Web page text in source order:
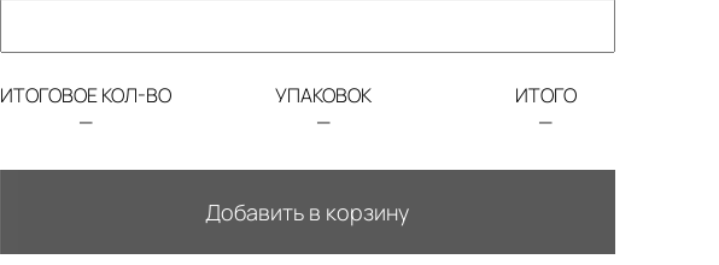
ИТОГОВОЕ КОЛ-ВО
—
УПАКОВОК
—
ИТОГО
—
Добавить в корзину